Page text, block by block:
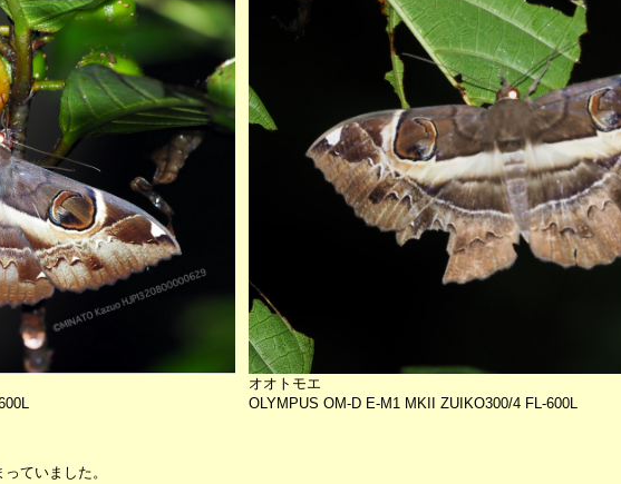
オオトモエ
OLYMPUS OM-D E-M1 MKII ZUIKO300/4 FL-600L
ていました。